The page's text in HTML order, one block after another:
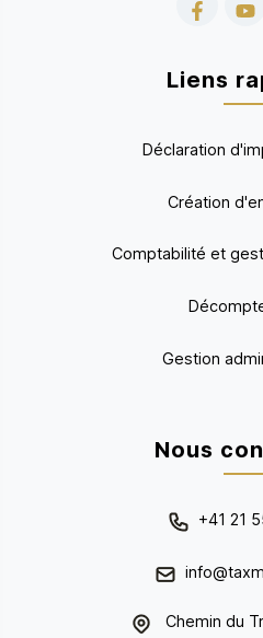
Liens
Déclaration
Création
Comptabilité et
Gestion
Nous
+41 21
Chemin du